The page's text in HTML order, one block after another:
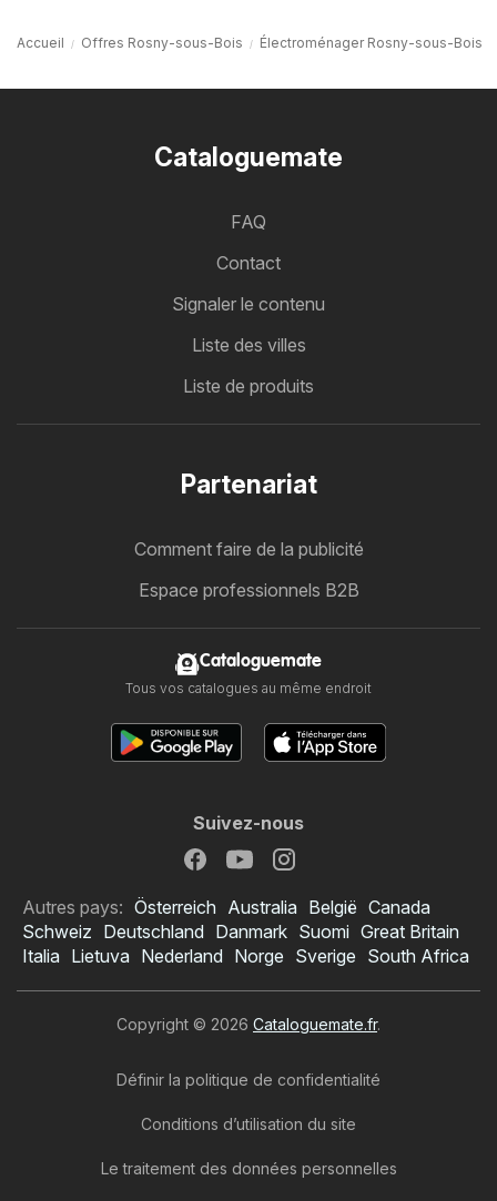
Accueil Offres Rosny-sous-Bois Électroménager Rosny-sous-Bois
Cataloguemate
FAQ
Contact
Signaler le contenu
Liste des villes
Liste de produits
Partenariat
Comment faire de la publicité
Espace professionnels B2B
Cataloguemate
Tous vos catalogues au même endroit
Suivez-nous
Autres pays: Österreich Australia België Canada
Schweiz Deutschland Danmark Suomi Great Britain
Italia Lietuva Nederland Norge Sverige South Africa
Copyright © 2026 Cataloguemate.fr.
Définir la politique de confidentialité
Conditions d’utilisation du site
Le traitement des données personnelles